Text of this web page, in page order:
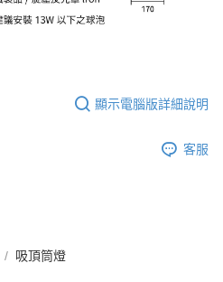
顯示電腦版詳細說明
客服
吸頂筒燈